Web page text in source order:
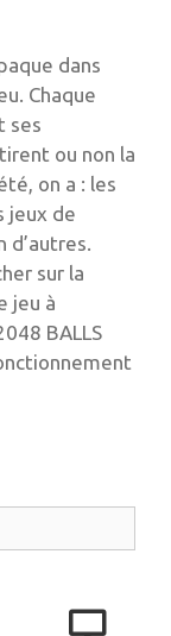
dans
Chaque
ses
ou non la
on a : les
jeux de
sur la
jeu à
BALLS